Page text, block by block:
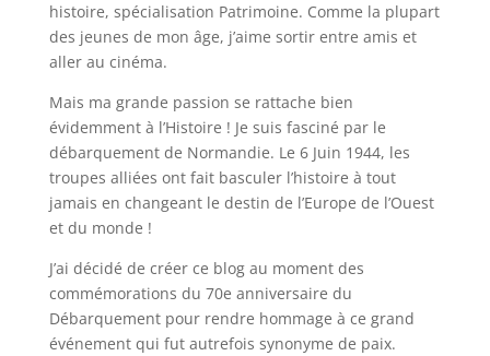
histoire, spécialisation Patrimoine. Comme la plupart
des jeunes de mon âge, j’aime sortir entre amis et
aller au cinéma.
Mais ma grande passion se rattache bien
évidemment à l’Histoire ! Je suis fasciné par le
débarquement de Normandie. Le 6 Juin 1944, les
troupes alliées ont fait basculer l’histoire à tout
jamais en changeant le destin de l’Europe de l’Ouest
et du monde !
J’ai décidé de créer ce blog au moment des
commémorations du 70e anniversaire du
Débarquement pour rendre hommage à ce grand
événement qui fut autrefois synonyme de paix.